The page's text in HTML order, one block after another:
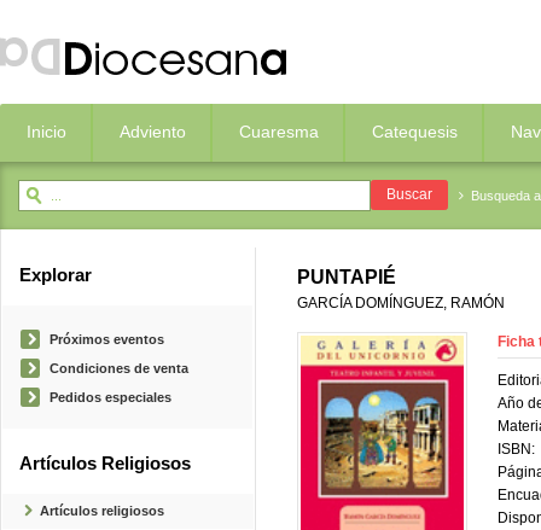
Inicio Adviento Cuaresma Catequesis
Busqueda
Explorar
Próximos eventos
Condiciones de venta
Pedidos especiales
Artículos Religiosos
Artículos religiosos
PUNTAPIÉ
GARCÍA DOMÍNGUEZ, RAMÓN
Ficha
Año
ISBN: